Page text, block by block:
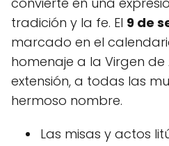
tradición y la fe. El 9 de
marcado en el
homenaje a la Virgen
extensión, a todas las
hermoso nombre.
Las misas y actos